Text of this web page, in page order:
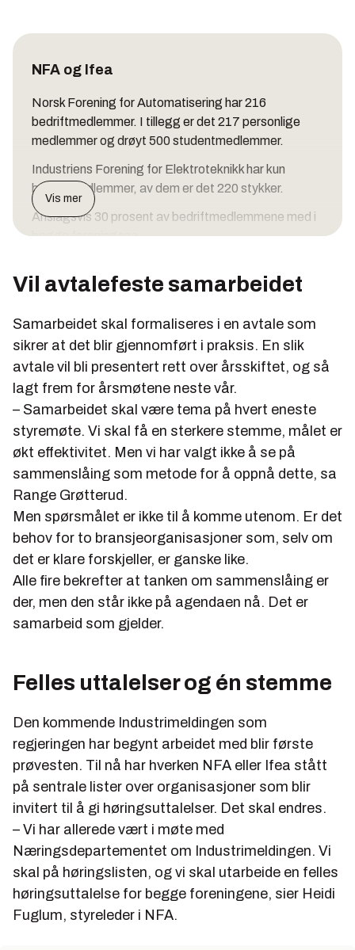
NFA og Ifea
Norsk Forening for Automatisering har 216
bedriftmedlemmer. I tillegg er det 217 personlige
medlemmer og drøyt 500 studentmedlemmer.
Industriens Forening for Elektroteknikk har kun
bedriftmedlemmer, av dem er det 220 stykker.
Anslagsvis 30 prosent av bedriftmedlemmene med i
begge foreningene.
hovedsete i NHO-bygget i Oslo.
viktigste inntektskilde, og er rammet hardt av
oljeprisfallet.
Vis mer
Vil avtalefeste samarbeidet
Samarbeidet skal formaliseres i en avtale som
sikrer at det blir gjennomført i praksis. En slik
avtale vil bli presentert rett over årsskiftet, og så
lagt frem for årsmøtene neste vår.
– Samarbeidet skal være tema på hvert eneste
styremøte. Vi skal få en sterkere stemme, målet er
økt effektivitet. Men vi har valgt ikke å se på
sammenslåing som metode for å oppnå dette, sa
Range Grøtterud.
Men spørsmålet er ikke til å komme utenom. Er det
behov for to bransjeorganisasjoner som, selv om
det er klare forskjeller, er ganske like.
Alle fire bekrefter at tanken om sammenslåing er
der, men den står ikke på agendaen nå. Det er
samarbeid som gjelder.
Felles uttalelser og én stemme
Den kommende Industrimeldingen som
regjeringen har begynt arbeidet med blir første
prøvesten. Til nå har hverken NFA eller Ifea stått
på sentrale lister over organisasjoner som blir
invitert til å gi høringsuttalelser. Det skal endres.
– Vi har allerede vært i møte med
Næringsdepartementet om Industrimeldingen. Vi
skal på høringslisten, og vi skal utarbeide en felles
høringsuttalelse for begge foreningene, sier Heidi
Fuglum, styreleder i NFA.